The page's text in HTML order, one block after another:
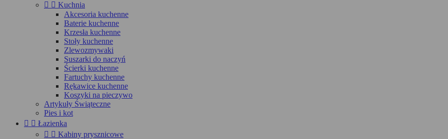
  Kuchnia
Akcesoria kuchenne
Baterie kuchenne
Krzesła kuchenne
Stoły kuchenne
Zlewozmywaki
Suszarki do naczyń
Ścierki kuchenne
Fartuchy kuchenne
Rękawice kuchenne
Koszyki na pieczywo
Artykuły Świąteczne
Pies i kot
  Łazienka
  Kabiny prysznicowe